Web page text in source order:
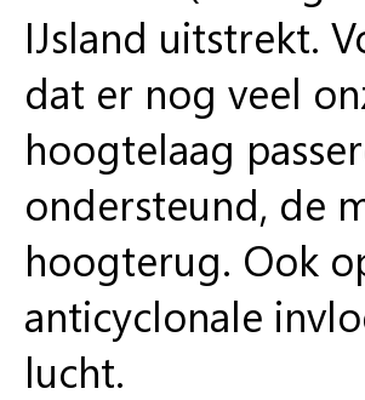
IJsland uitstrekt.
dat er nog veel
hoogtelaag
ondersteund, de
hoogterug. Ook
anticyclonale
lucht.